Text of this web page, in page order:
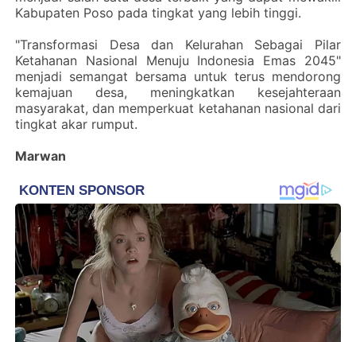
Kabupaten Poso pada tingkat yang lebih tinggi.
‎"Transformasi Desa dan Kelurahan Sebagai Pilar
Ketahanan Nasional Menuju Indonesia Emas 2045"
menjadi semangat bersama untuk terus mendorong
kemajuan desa, meningkatkan kesejahteraan
masyarakat, dan memperkuat ketahanan nasional dari
tingkat akar rumput.
Marwan